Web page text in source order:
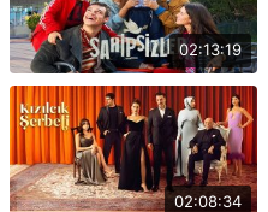
02:13:19
02:08:34